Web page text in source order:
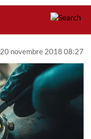
20 novembre 2018 08:27